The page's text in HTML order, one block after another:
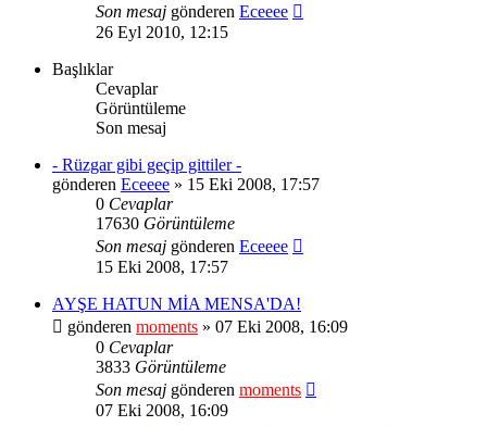
Son mesaj gönderen Eceeee
26 Eyl 2010, 12:15
Başlıklar
Cevaplar
Görüntüleme
Son mesaj
- Rüzgar gibi geçip gittiler -
gönderen Eceeee » 15 Eki 2008, 17:57
0 Cevaplar
17630 Görüntüleme
Son mesaj gönderen Eceeee
15 Eki 2008, 17:57
AYŞE HATUN MİA MENSA'DA!
gönderen moments » 07 Eki 2008, 16:09
0 Cevaplar
3833 Görüntüleme
Son mesaj gönderen moments
07 Eki 2008, 16:09